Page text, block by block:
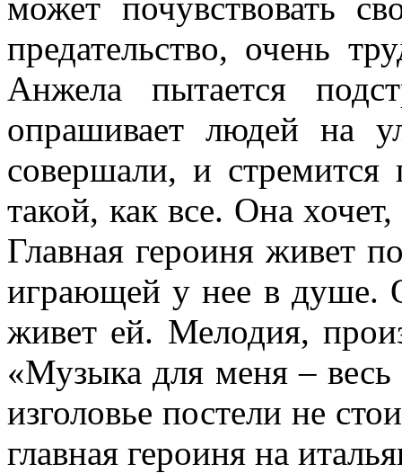
предательство, очень
Анжела пытается
опрашивает людей на
совершали, и
такой, как все. Она
Главная героиня живет
играющей у нее в душе.
живет ей. Мелодия,
«Музыка для меня –
изголовье постели не
главная героиня на